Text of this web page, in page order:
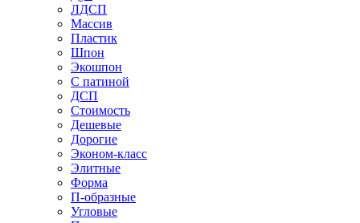
ЛДСП
Массив
Пластик
Шпон
Экошпон
С патиной
ДСП
Стоимость
Дешевые
Дорогие
Эконом-класс
Элитные
Форма
П-образные
Угловые